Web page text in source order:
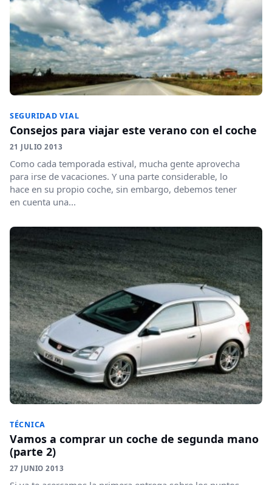
SEGURIDAD VIAL
Consejos para viajar este verano con el coche
21 JULIO 2013
Como cada temporada estival, mucha gente aprovecha
para irse de vacaciones. Y una parte considerable, lo
hace en su propio coche, sin embargo, debemos tener
en cuenta una...
TÉCNICA
Vamos a comprar un coche de segunda mano
(parte 2)
27 JUNIO 2013